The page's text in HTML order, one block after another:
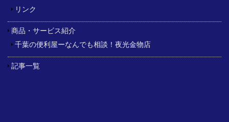
リンク
商品・サービス紹介
千葉の便利屋ーなんでも相談！夜光金物店
記事一覧